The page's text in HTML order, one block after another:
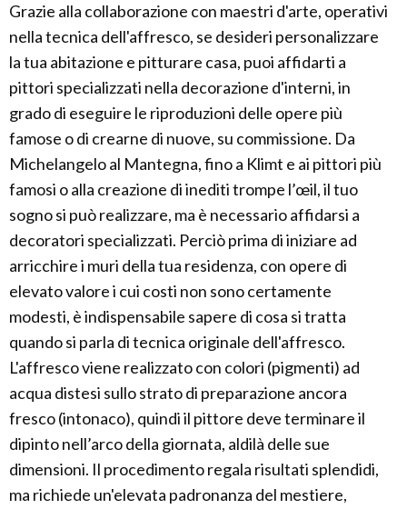
Grazie alla collaborazione con maestri d'arte, operativi
nella tecnica dell'affresco, se desideri personalizzare
la tua abitazione e pitturare casa, puoi affidarti a
pittori specializzati nella decorazione d'interni, in
grado di eseguire le riproduzioni delle opere più
famose o di crearne di nuove, su commissione. Da
Michelangelo al Mantegna, fino a Klimt e ai pittori più
famosi o alla creazione di inediti trompe l’œil, il tuo
sogno si può realizzare, ma è necessario affidarsi a
decoratori specializzati. Perciò prima di iniziare ad
arricchire i muri della tua residenza, con opere di
elevato valore i cui costi non sono certamente
modesti, è indispensabile sapere di cosa si tratta
quando si parla di tecnica originale dell'affresco.
L'affresco viene realizzato con colori (pigmenti) ad
acqua distesi sullo strato di preparazione ancora
fresco (intonaco), quindi il pittore deve terminare il
dipinto nell’arco della giornata, aldilà delle sue
dimensioni. Il procedimento regala risultati splendidi,
ma richiede un'elevata padronanza del mestiere,